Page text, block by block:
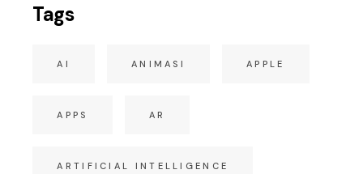
Tags
AI ANIMASI APPLE
APPS AR
ARTIFICIAL INTELLIGENCE